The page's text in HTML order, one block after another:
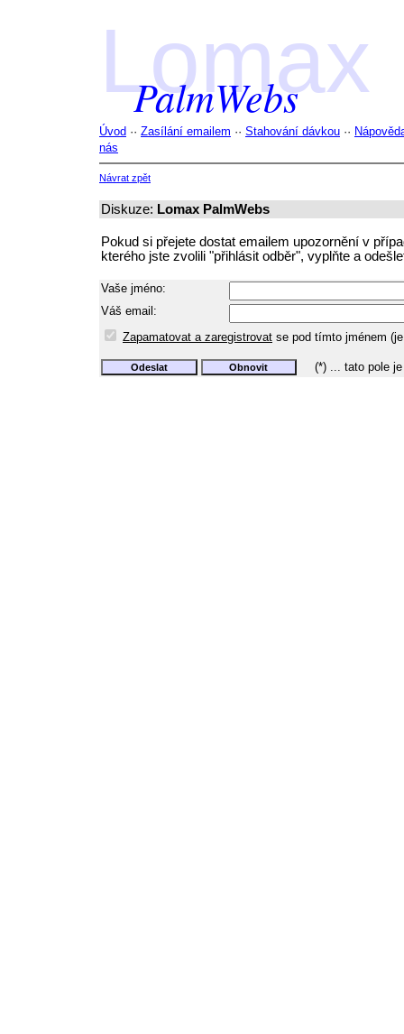
Lomax
PalmWebs
Úvod ·· Zasílání emailem ·· Stahování dávkou ··
nás
Návrat zpět
Diskuze: Lomax PalmWebs
Pokud si přejete dostat emailem upozornění v
kterého jste zvolili "přihlásit odběr", vyplňte a
Vaše jméno:
Váš email:
Zapamatovat a zaregistrovat se pod tímto jménem
(*) ... tato pole je